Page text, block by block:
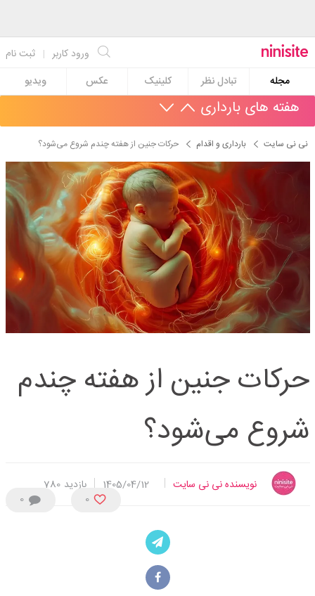
ثبت نام | ورود کاربر
مجله
تبادل نظر کلینیک عکس ویدیو
هفته های بارداری
نی نی سایت بارداری و اقدام حرکات جنین از هفته چندم شروع می‌شود؟
حرکات جنین از هفته چندم
شروع می‌شود؟
نویسنده نی نی سایت 1405/04/12 بازدید 780
0
0